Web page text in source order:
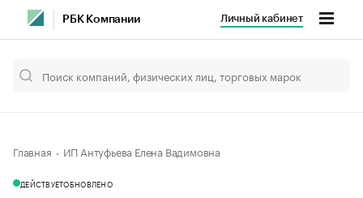
РБК Компании Личный кабинет
Главная ИП Антуфьева Елена Вадимовна
ДЕЙСТВУЕТОБНОВЛЕНО